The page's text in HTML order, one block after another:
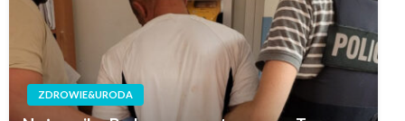
ZDROWIE&URODA